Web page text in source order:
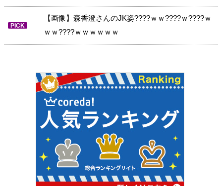
PICK
【画像】森香澄さんのJK姿????ｗｗ????ｗ????ｗ
ｗｗ????ｗｗｗｗｗｗ